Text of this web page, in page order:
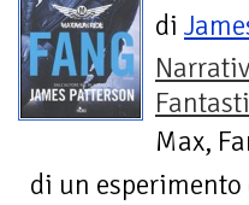
di
Max,
di un